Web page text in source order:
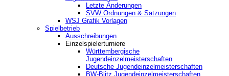
Letzte Änderungen
SVW Ordnungen & Satzungen
WSJ Grafik Vorlagen
Spielbetrieb
Ausschreibungen
Einzelspielerturniere
Württembergische
Jugendeinzelmeisterschaften
Deutsche Jugendeinzelmeisterschaften
BW-Blitz Jugendeinzelmeisterschaften